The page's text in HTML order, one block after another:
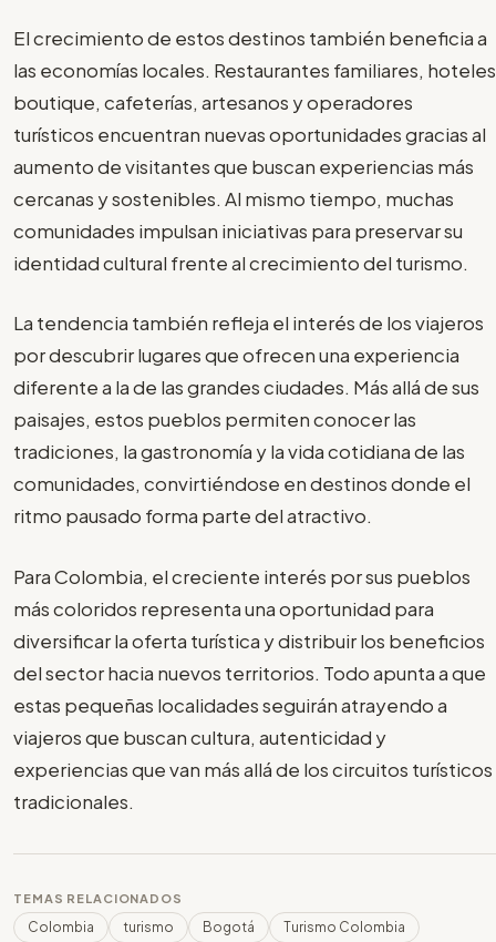
El crecimiento de estos destinos también beneficia a
las economías locales. Restaurantes familiares, hoteles
boutique, cafeterías, artesanos y operadores
turísticos encuentran nuevas oportunidades gracias al
aumento de visitantes que buscan experiencias más
cercanas y sostenibles. Al mismo tiempo, muchas
comunidades impulsan iniciativas para preservar su
identidad cultural frente al crecimiento del turismo.
La tendencia también refleja el interés de los viajeros
por descubrir lugares que ofrecen una experiencia
diferente a la de las grandes ciudades. Más allá de sus
paisajes, estos pueblos permiten conocer las
tradiciones, la gastronomía y la vida cotidiana de las
comunidades, convirtiéndose en destinos donde el
ritmo pausado forma parte del atractivo.
Para Colombia, el creciente interés por sus pueblos
más coloridos representa una oportunidad para
diversificar la oferta turística y distribuir los beneficios
del sector hacia nuevos territorios. Todo apunta a que
estas pequeñas localidades seguirán atrayendo a
viajeros que buscan cultura, autenticidad y
experiencias que van más allá de los circuitos turísticos
tradicionales.
TEMAS RELACIONADOS
Colombia turismo Bogotá Turismo Colombia